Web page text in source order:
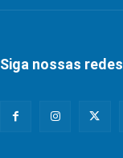
Siga nossas redes